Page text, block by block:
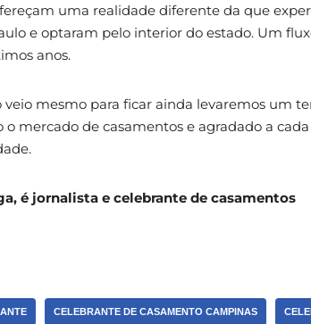
uma realidade diferente da que
e optaram pelo interior do estado. Um
anos.
veio mesmo para ficar ainda levaremos um
mercado de casamentos e agradado a
é jornalista e celebrante de casamentos
CELEBRANTE DE CASAMENTO CAMPINAS